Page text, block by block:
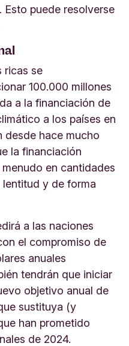
Esto puede resolverse
ricas se
100.000 millones
a la financiación de
a los países en
desde hace mucho
la financiación
en cantidades
y de forma
a las naciones
el compromiso de
anuales
tendrán que iniciar
objetivo anual de
sustituya (y
han prometido
de 2024.